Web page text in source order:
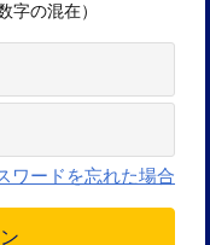
字の混在）
ワードを忘れた場合